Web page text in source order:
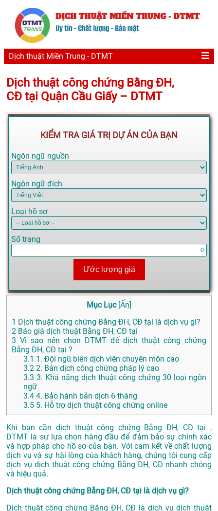
Dịch thuật Miền Trung - DTMT
Dịch thuật công chứng Bằng ĐH,
CĐ tại Quận Cầu Giấy – DTMT
KIỂM TRA GIÁ TRỊ DỰ ÁN CỦA BẠN
Ngôn ngữ nguồn
Ngôn ngữ đích
Loại hồ sơ
Số trang
Ước lượng giá
Mục Lục [Ẩn]
1 Dịch thuật công chứng Bằng ĐH, CĐ tại là dịch vụ gì?
2 Báo giá dịch thuật Bằng ĐH, CĐ tại
3 Vì sao nên chọn DTMT để dịch thuật công chứng
Bằng ĐH, CĐ tại ?
3.1 1. Đội ngũ biên dịch viên chuyên môn cao
3.2 2. Bản dịch công chứng pháp lý cao
3.3 3. Khả năng dịch thuật công chứng 30 loại ngôn
ngữ
3.4 4. Bảo hành bản dịch 6 tháng
3.5 5. Hỗ trợ dịch thuật công chứng online
Khi bạn cần dịch thuật công chứng Bằng ĐH, CĐ tại ,
DTMT là sự lựa chọn hàng đầu để đảm bảo sự chính xác
và hợp pháp cho hồ sơ của bạn. Với cam kết về chất lượng
dịch vụ và sự hài lòng của khách hàng, chúng tôi cung cấp
dịch vụ dịch thuật công chứng Bằng ĐH, CĐ nhanh chóng
và hiệu quả.
Dịch thuật công chứng Bằng ĐH, CĐ tại là dịch vụ gì?
Dịch thuật công chứng Bằng ĐH, CĐ là dịch vụ dịch thuật